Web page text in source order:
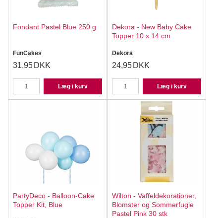
Fondant Pastel Blue 250 g
FunCakes
31,95 DKK
Læg i kurv
Dekora - New Baby Cake
Topper 10 x 14 cm
Dekora
24,95 DKK
Læg i kurv
PartyDeco - Balloon-Cake
Topper Kit, Blue
Wilton - Vaffeldekorationer,
Blomster og Sommerfugle
Pastel Pink 30 stk